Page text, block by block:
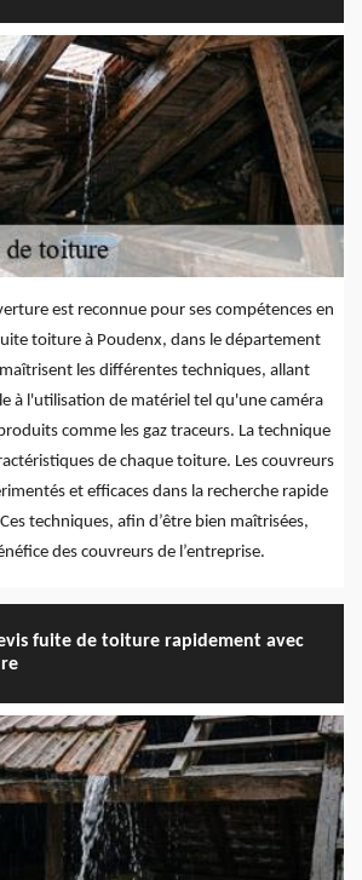
est reconnue pour ses compétences en
toiture à Poudenx, dans le département
les différentes techniques, allant
à l'utilisation de matériel tel qu'une caméra
comme les gaz traceurs. La technique
de chaque toiture. Les couvreurs
et efficaces dans la recherche rapide
techniques, afin d’être bien maîtrisées,
des couvreurs de l’entreprise.
fuite de toiture rapidement avec